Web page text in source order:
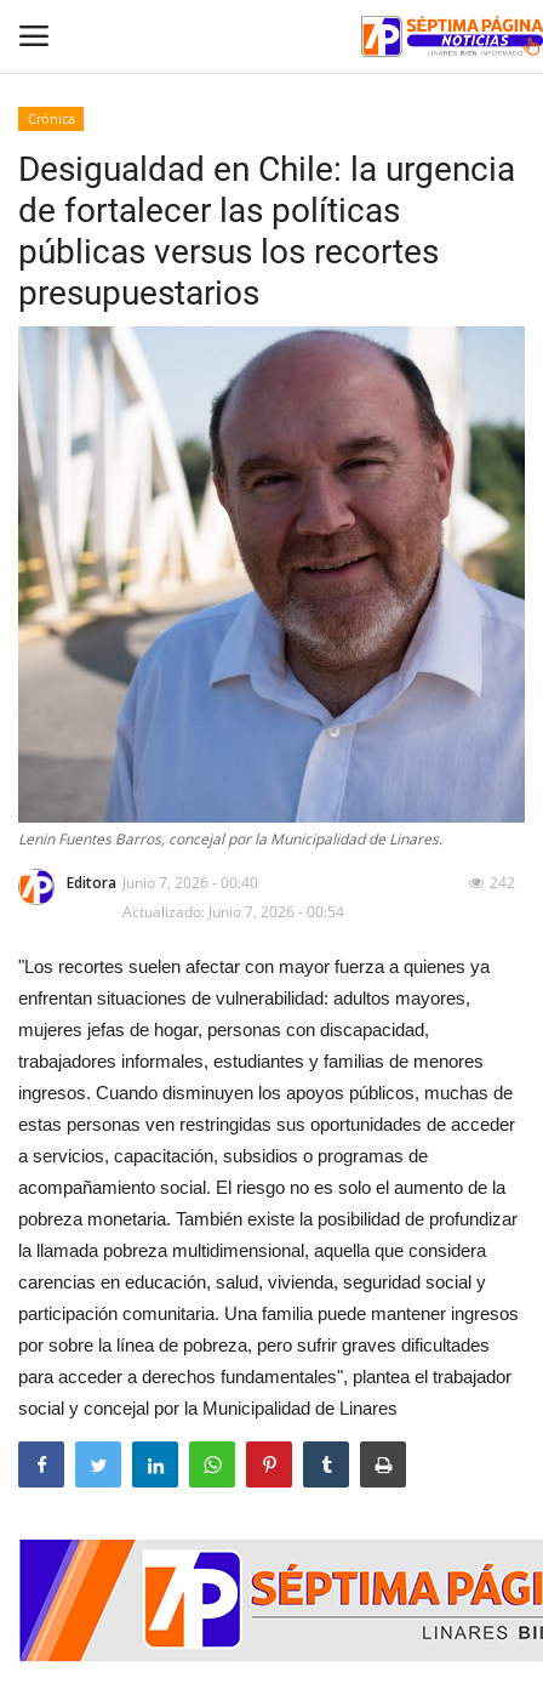
Inicio
Crónica
Policial
Tribunales
Deporte
Política
Espectáculos
Crónica
Desigualdad en Chile: la urgencia
de fortalecer las políticas
públicas versus los recortes
presupuestarios
Lenin Fuentes Barros, concejal por la Municipalidad de Linares.
Editora Junio 7, 2026 - 00:40
Actualizado: Junio 7, 2026 - 00:54
242
"Los recortes suelen afectar con mayor fuerza a quienes ya
enfrentan situaciones de vulnerabilidad: adultos mayores,
mujeres jefas de hogar, personas con discapacidad,
trabajadores informales, estudiantes y familias de menores
ingresos. Cuando disminuyen los apoyos públicos, muchas de
estas personas ven restringidas sus oportunidades de acceder
a servicios, capacitación, subsidios o programas de
acompañamiento social. El riesgo no es solo el aumento de la
pobreza monetaria. También existe la posibilidad de profundizar
la llamada pobreza multidimensional, aquella que considera
carencias en educación, salud, vivienda, seguridad social y
participación comunitaria. Una familia puede mantener ingresos
por sobre la línea de pobreza, pero sufrir graves dificultades
para acceder a derechos fundamentales", plantea el trabajador
social y concejal por la Municipalidad de Linares